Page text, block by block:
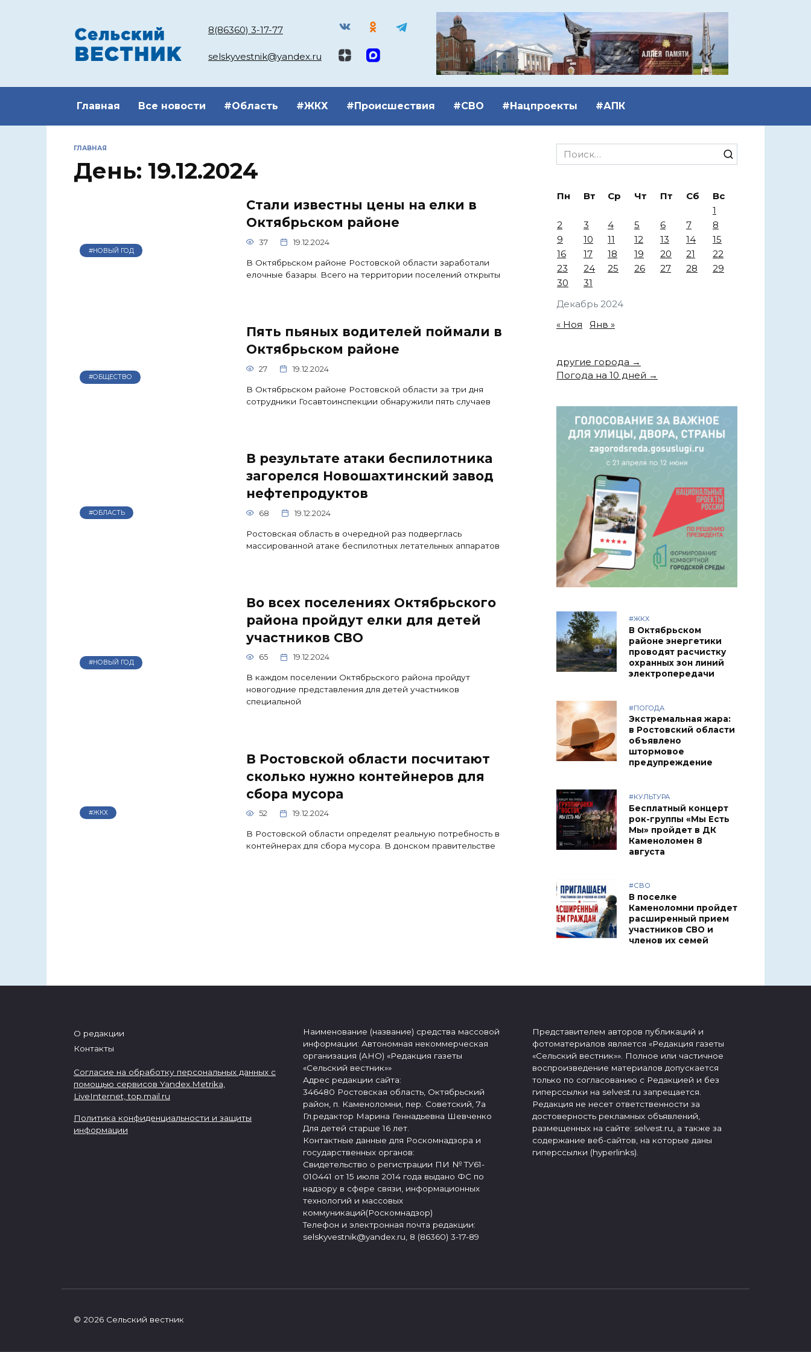
8(86360) 3-17-77
selskyvestnik@yandex.ru
Главная Все новости #Область #ЖКХ #Происшествия #СВО #Нацпроекты #АПК
ГЛАВНАЯ
День: 19.12.2024
#НОВЫЙ ГОД
Стали известны цены на елки в
Октябрьском районе
37 19.12.2024
В Октябрьском районе Ростовской области заработали
елочные базары. Всего на территории поселений открыты
#ОБЩЕСТВО
Пять пьяных водителей поймали в
Октябрьском районе
27 19.12.2024
В Октябрьском районе Ростовской области за три дня
сотрудники Госавтоинспекции обнаружили пять случаев
#ОБЛАСТЬ
В результате атаки беспилотника
загорелся Новошахтинский завод
нефтепродуктов
68 19.12.2024
Ростовская область в очередной раз подверглась
массированной атаке беспилотных летательных аппаратов
#НОВЫЙ ГОД
Во всех поселениях Октябрьского
района пройдут елки для детей
участников СВО
65 19.12.2024
В каждом поселении Октябрьского района пройдут
новогодние представления для детей участников
специальной
#ЖКХ
В Ростовской области посчитают
сколько нужно контейнеров для
сбора мусора
52 19.12.2024
В Ростовской области определят реальную потребность в
контейнерах для сбора мусора. В донском правительстве
Search
for:
Декабрь 2024
Пн Вт Ср Чт Пт Сб
Вс
1
2
3 4 5 6 7
8
9
10 11 12 13 14
15
16
17 18 19 20 21
22
23
24 25 26 27 28
29
30
31
« Ноя Янв »
другие города →
Погода на 10 дней →
#ЖКХ
В Октябрьском
районе энергетики
проводят расчистку
охранных зон линий
электропередачи
#ПОГОДА
Экстремальная жара:
в Ростовский области
объявлено
штормовое
предупреждение
#КУЛЬТУРА
Бесплатный концерт
рок-группы «Мы Есть
Мы» пройдет в ДК
Каменоломен 8
августа
#СВО
В поселке
Каменоломни пройдет
расширенный прием
участников СВО и
членов их семей
О редакции
Контакты
Согласие на обработку персональных данных с
помощью сервисов Yandex.Metrika,
LiveInternet,top.mail.ru
Политика конфиденциальности и защиты
информации
Наименование (название) средства массовой
информации: Автономная некоммерческая
организация (АНО) «Редакция газеты
«Сельский вестник»»
Адрес редакции сайта:
346480 Ростовская область, Октябрьский
район, п. Каменоломни, пер. Советский, 7а
Гл.редактор Марина Геннадьевна Шевченко
Для детей старше 16 лет.
Контактные данные для Роскомнадзора и
государственных органов:
Свидетельство о регистрации ПИ № ТУ61-
010441 от 15 июля 2014 года выдано ФС по
надзору в сфере связи, информационных
технологий и массовых
коммуникаций(Роскомнадзор)
Телефон и электронная почта редакции:
selskyvestnik@yandex.ru, 8 (86360) 3-17-89
Представителем авторов публикаций и
фотоматериалов является «Редакция газеты
«Сельский вестник»». Полное или частичное
воспроизведение материалов допускается
только по согласованию с Редакцией и без
гиперссылки на selvest.ru запрещается.
Редакция не несет ответственности за
достоверность рекламных объявлений,
размещенных на сайте: selvest.ru, а также за
содержание веб-сайтов, на которые даны
гиперссылки (hyperlinks).
© 2026 Сельский вестник